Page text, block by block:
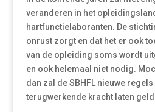
veranderen in het
hartfunctielaboranten. De
onrust zorgt en dat het er ook
van de opleiding soms wordt
en ook helemaal niet nodig.
dan zal de SBHFL nieuwe
terugwerkende kracht laten